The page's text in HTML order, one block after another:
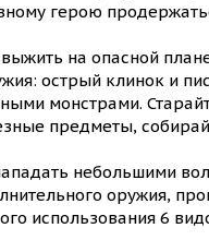
герою
на опасной
острый клинок и
монстрами.
предметы,
небольшими
оружия,
использования 6